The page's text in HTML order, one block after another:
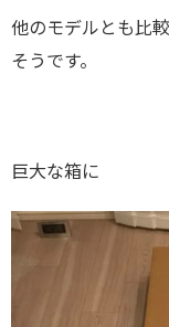
他のモデルとも比
そうです。
巨大な箱に